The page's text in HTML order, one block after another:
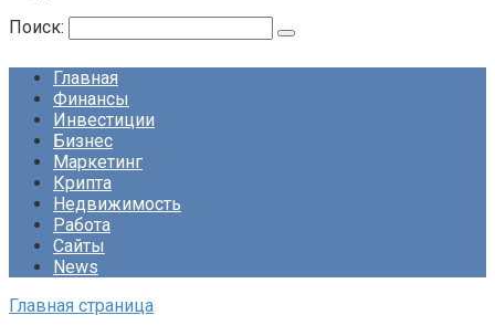
Поиск:
Главная
Финансы
Инвестиции
Бизнес
Маркетинг
Крипта
Недвижимость
Работа
Сайты
News
Главная страница